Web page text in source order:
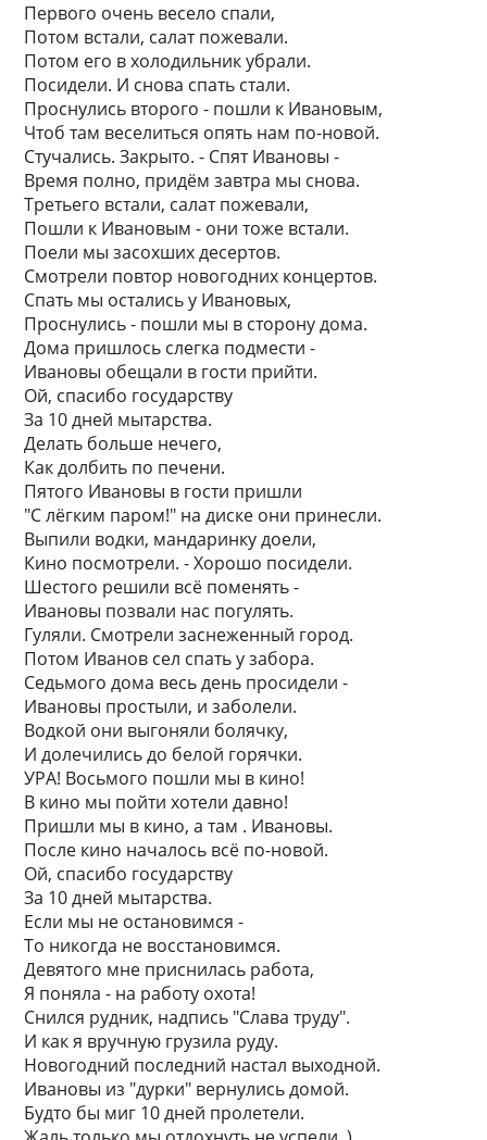
Первого очень весело спали,
Потом встали, салат пожевали.
Потом его в холодильник убрали.
Посидели. И снова спать стали.
Проснулись второго - пошли к Ивановым,
Чтоб там веселиться опять нам по-новой.
Стучались. Закрыто. - Спят Ивановы -
Время полно, придём завтра мы снова.
Третьего встали, салат пожевали,
Пошли к Ивановым - они тоже встали.
Поели мы засохших десертов.
Смотрели повтор новогодних концертов.
Спать мы остались у Ивановых,
Проснулись - пошли мы в сторону дома.
Дома пришлось слегка подмести -
Ивановы обещали в гости прийти.
Ой, спасибо государству
За 10 дней мытарства.
Делать больше нечего,
Как долбить по печени.
Пятого Ивановы в гости пришли
"С лёгким паром!" на диске они принесли.
Выпили водки, мандаринку доели,
Кино посмотрели. - Хорошо посидели.
Шестого решили всё поменять -
Ивановы позвали нас погулять.
Гуляли. Смотрели заснеженный город.
Потом Иванов сел спать у забора.
Седьмого дома весь день просидели -
Ивановы простыли, и заболели.
Водкой они выгоняли болячку,
И долечились до белой горячки.
УРА! Восьмого пошли мы в кино!
В кино мы пойти хотели давно!
Пришли мы в кино, а там . Ивановы.
После кино началось всё по-новой.
Ой, спасибо государству
За 10 дней мытарства.
Если мы не остановимся -
То никогда не восстановимся.
Девятого мне приснилась работа,
Я поняла - на работу охота!
Снился рудник, надпись "Слава труду".
И как я вручную грузила руду.
Новогодний последний настал выходной.
Ивановы из "дурки" вернулись домой.
Будто бы миг 10 дней пролетели.